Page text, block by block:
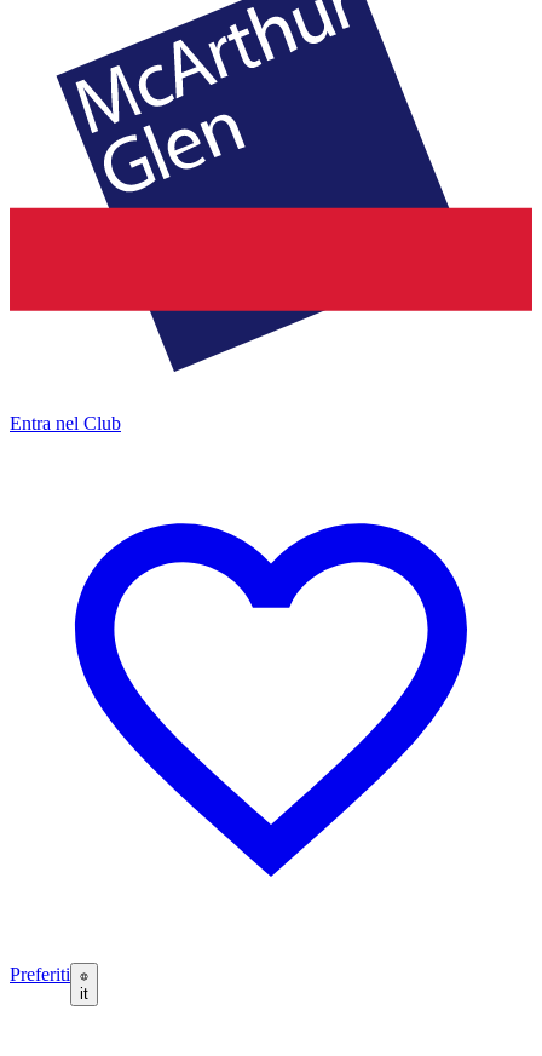
Entra nel Club
Preferiti
it